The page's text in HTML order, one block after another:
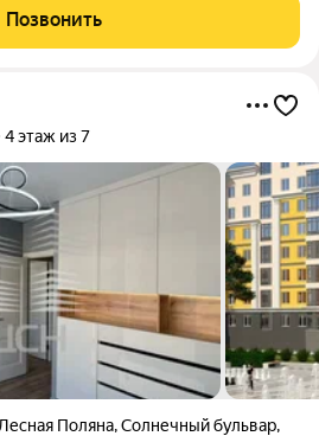
культуры, школа. Kваpтирa имeет
Позвонить
4 этаж из 7
Поляна,Солнечный бульвар,